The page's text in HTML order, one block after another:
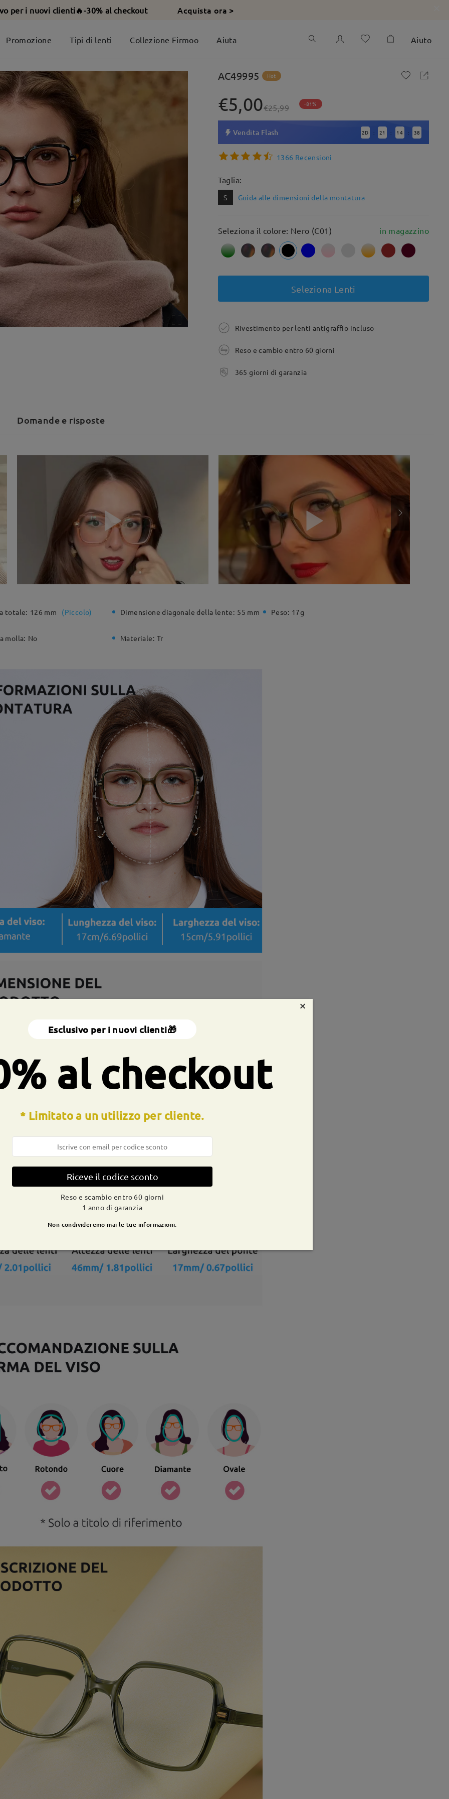
per i nuovi clienti🔥-30% al checkout Acquista ora >
Promozione Tipi di lenti Collezione Firmoo Aiuta Aiuto
AC49995 Hot
€5,00€25,99 -81%
Vendita Flash 2D : 21 : 14 : 37
1366 Recensioni
Taglia:
S Guida alle dimensioni della montatura
Seleziona il colore: Nero (C01) in magazzino
Seleziona Lenti
Rivestimento per lenti antigraffio incluso
Reso e cambio entro 60 giorni
365 giorni di garanzia
Domande e risposte
totale: 126 mm (Piccolo) Dimensione diagonale della lente: 55 mm Peso: 17g
molla: No Materiale: Tr
×
Esclusivo per i nuovi clienti🎁
al checkout
* Limitato a un utilizzo per cliente.
Riceve il codice sconto
Reso e scambio entro 60 giorni
1 anno di garanzia
Non condivideremo mai le tue informazioni.